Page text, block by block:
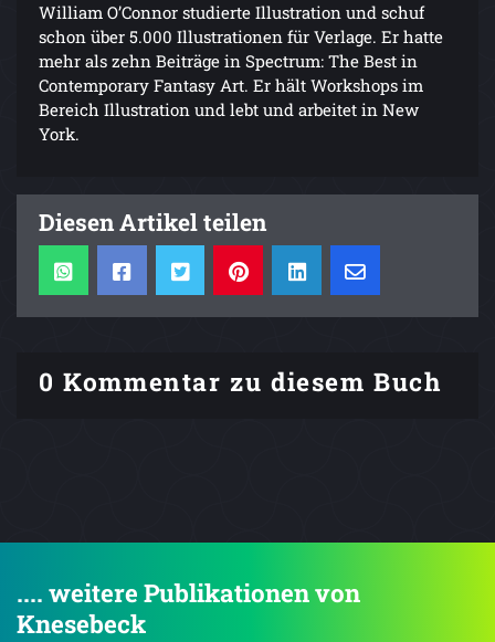
William O’Connor studierte Illustration und schuf
schon über 5.000 Illustrationen für Verlage. Er hatte
mehr als zehn Beiträge in Spectrum: The Best in
Contemporary Fantasy Art. Er hält Workshops im
Bereich Illustration und lebt und arbeitet in New
York.
Diesen Artikel teilen
0 Kommentar zu diesem Buch
.... weitere Publikationen von
Knesebeck